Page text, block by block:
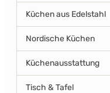
Küchen aus Edelstahl
Nordische Küchen
Küchenausstattung
Tisch & Tafel